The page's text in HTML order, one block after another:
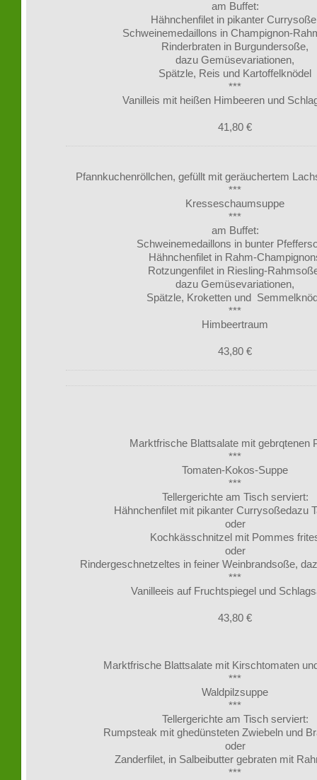
am Buffet:
Hähnchenfilet in pikanter
Schweinemedaillons in Champignon-
Rinderbraten in Burgundersoße,
dazu Gemüsevariationen,
Spätzle, Reis und Kartoffelknödel
***
Vanilleis mit heißen Himbeeren und
41,80 €
Pfannkuchenröllchen, gefüllt mit geräuchertem
***
Kresseschaumsuppe
***
am Buffet:
Schweinemedaillons in bunter
Hähnchenfilet in Rahm-
Rotzungenfilet in Riesling-
dazu Gemüsevariationen,
Spätzle, Kroketten und
***
Himbeertraum
43,80 €
Marktfrische Blattsalate mit gebrqtenen
***
Tomaten-Kokos-Suppe
***
Tellergerichte am Tisch serviert:
Hähnchenfilet mit pikanter Currysoßedazu
oder
Kochkässchnitzel mit Pommes
oder
Rindergeschnetzeltes in feiner Weinbrandsoße,
***
Vanilleeis auf Fruchtspiegel und
43,80 €
Marktfrische Blattsalate mit Kirschtomaten
***
Waldpilzsuppe
***
Tellergerichte am Tisch serviert:
Rumpsteak mit ghedünsteten Zwiebeln und
oder
Zanderfilet, in Salbeibutter gebraten mit
***